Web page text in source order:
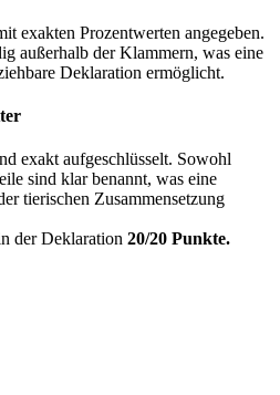
exakten Prozentwerten angegeben.
außerhalb der Klammern, was eine
Deklaration ermöglicht.
exakt aufgeschlüsselt. Sowohl
sind klar benannt, was eine
tierischen Zusammensetzung
der Deklaration 20/20 Punkte.